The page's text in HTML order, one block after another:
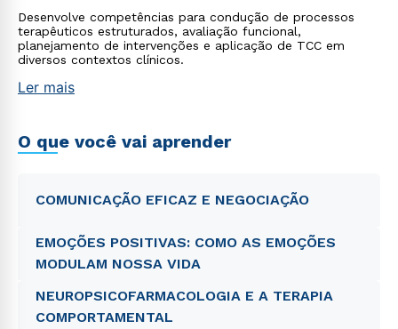
Desenvolve competências para condução de processos
terapêuticos estruturados, avaliação funcional,
planejamento de intervenções e aplicação de TCC em
diversos contextos clínicos.
Ler mais
O que você vai aprender
COMUNICAÇÃO EFICAZ E NEGOCIAÇÃO
EMOÇÕES POSITIVAS: COMO AS EMOÇÕES
MODULAM NOSSA VIDA
NEUROPSICOFARMACOLOGIA E A TERAPIA
COMPORTAMENTAL